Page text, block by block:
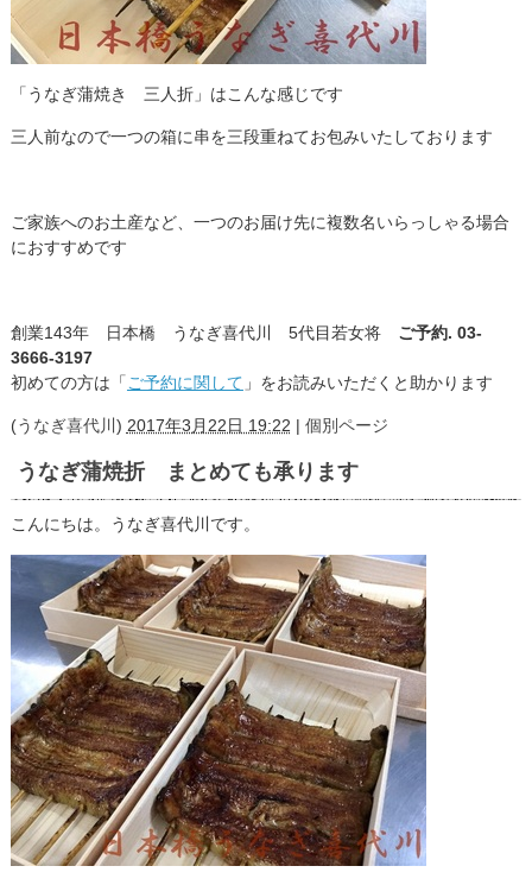
「うなぎ蒲焼き 三人折」はこんな感じです
三人前なので一つの箱に串を三段重ねてお包みいたしております
ご家族へのお土産など、一つのお届け先に複数名いらっしゃる場合
におすすめです
創業143年 日本橋 うなぎ喜代川 5代目若女将 ご予約. 03-
3666-3197
初めての方は「ご予約に関して 」をお読みいただくと助かります
(うなぎ喜代川 ) 2017年3月22日 19:22 | 個別ページ
うなぎ蒲焼折 まとめても承ります
こんにちは。うなぎ喜代川です。